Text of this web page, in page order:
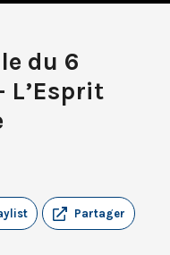
du 6
L’Esprit
Partager